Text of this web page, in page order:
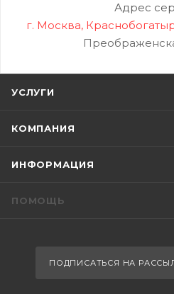
Адрес
г. Москва,
УСЛУГИ
КОМПАНИЯ
ИНФОРМАЦИЯ
ПОМОЩЬ
ПОДПИСАТЬСЯ НА